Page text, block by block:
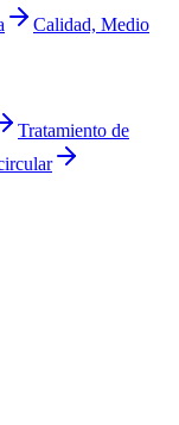
Calidad, Medio
Tratamiento de